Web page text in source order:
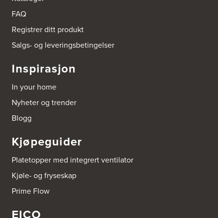
Boligleverandøren Karmøy AS
Postboks 213
4296 Åkrehamn
http://www.interiormesteren.no
Bonaparte Interiør AS
Borgenveien 66
Tel.:
Borge butikk AS
Sundemoen Næringspark
Power Hokksund
3300 Hokksund
Tel.: 32-700000
http://www.expert.no
Bravida Trondheim
FAQ
Registrer ditt produkt
Salgs- og leveringsbetingelser
Inspirasjon
In your home
Nyheter og trender
Blogg
Kjøpeguider
Platetopper med integrert ventilator
Kjøle- og fryseskap
Prime Flow
EICO